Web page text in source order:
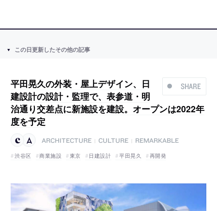
この日更新したその他の記事
SHARE
平田晃久の外装・屋上デザイン、日
建設計の設計・監理で、表参道・明
治通り交差点に新施設を建設。オープンは2022年
度を予定
ARCHITECTURE CULTURE
REMARKABLE
渋谷区
商業施設 東京 日建設計 平田晃久 再開発